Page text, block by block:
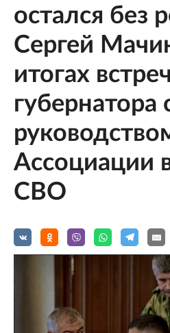
остался без
Сергей
итогах
губернатора
Ассоциации
СВО